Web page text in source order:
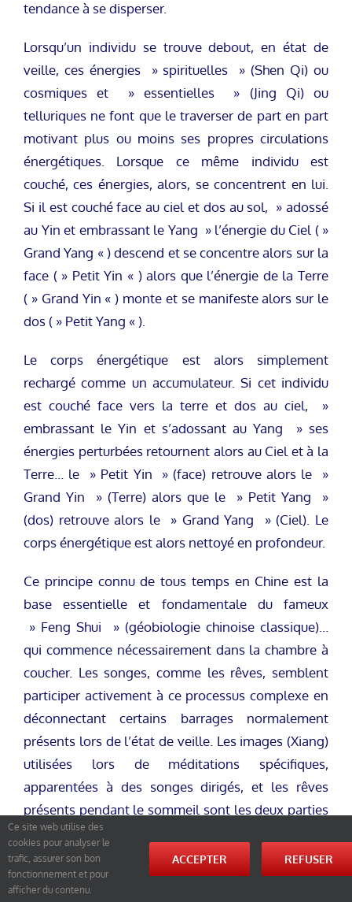
tendance à se disperser.
Lorsqu’un individu se trouve debout, en état de
veille, ces énergies » spirituelles » (Shen Qi) ou
cosmiques et » essentielles » (Jing Qi) ou
telluriques ne font que le traverser de part en part
motivant plus ou moins ses propres circulations
énergétiques. Lorsque ce même individu est
couché, ces énergies, alors, se concentrent en lui.
Si il est couché face au ciel et dos au sol, » adossé
au Yin et embrassant le Yang » l’énergie du Ciel ( »
Grand Yang « ) descend et se concentre alors sur la
face ( » Petit Yin « ) alors que l’énergie de la Terre
( » Grand Yin « ) monte et se manifeste alors sur le
dos ( » Petit Yang « ).
Le corps énergétique est alors simplement
rechargé comme un accumulateur. Si cet individu
est couché face vers la terre et dos au ciel, »
embrassant le Yin et s’adossant au Yang » ses
énergies perturbées retournent alors au Ciel et à la
Terre… le » Petit Yin » (face) retrouve alors le »
Grand Yin » (Terre) alors que le » Petit Yang »
(dos) retrouve alors le » Grand Yang » (Ciel). Le
corps énergétique est alors nettoyé en profondeur.
Ce principe connu de tous temps en Chine est la
base essentielle et fondamentale du fameux
» Feng Shui » (géobiologie chinoise classique)…
qui commence nécessairement dans la chambre à
coucher. Les songes, comme les rêves, semblent
participer activement à ce processus complexe en
déconnectant certains barrages normalement
présents lors de l’état de veille. Les images (Xiang)
utilisées lors de méditations spécifiques,
apparentées à des songes dirigés, et les rêves
présents pendant le sommeil sont les deux parties
conscientes et inconscientes de cette régénération
indispensable à la vitalité puis à la longévité. Ces
échanges énergétiques entre le Ciel, l’homme et la
Ce site web utilise des
cookies pour analyser le
trafic, assurer son bon
fonctionnement et pour
afficher du contenu.
ACCEPTER REFUSER